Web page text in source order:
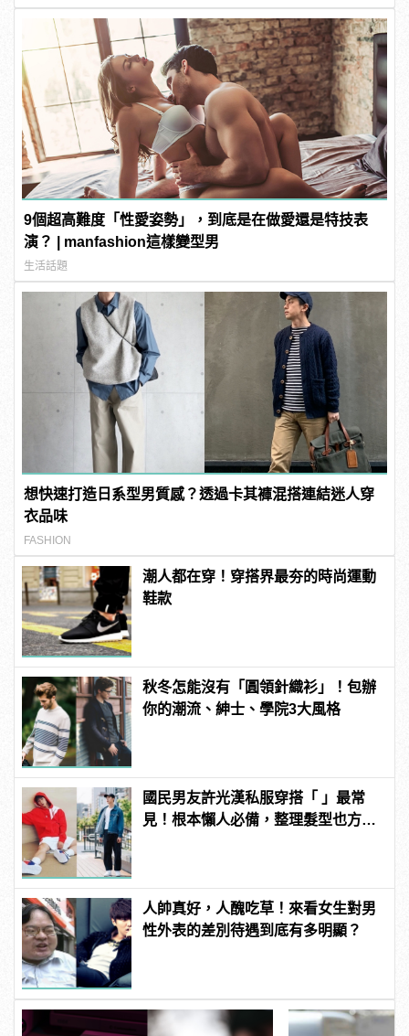
9個超高難度「性愛姿勢」，到底是在做愛還是特技表
演？ | manfashion這樣變型男
生活話題
想快速打造日系型男質感？透過卡其褲混搭連結迷人穿
衣品味
FASHION
潮人都在穿！穿搭界最夯的時尚運動
鞋款
秋冬怎能沒有「圓領針織衫」！包辦
你的潮流、紳士、學院3大風格
國民男友許光漢私服穿搭「 」最常
見！根本懶人必備，整理髮型也方便
人帥真好，人醜吃草！來看女生對男
性外表的差別待遇到底有多明顯？